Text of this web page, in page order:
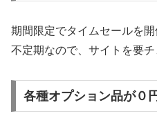
期間限定でタイムセールを
不定期なので、サイトを要チ
各種オプション品が０